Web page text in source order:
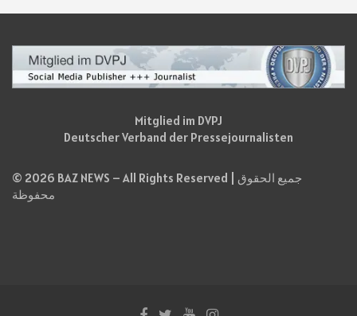
Mitglied im DVPJ
Deutscher Verband der Pressejournalisten
© 2026 BAZ NEWS – All Rights Reserved | جميع الحقوق
محفوظة